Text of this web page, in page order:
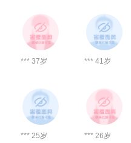
*** 37岁 *** 41岁
*** 25岁 *** 26岁